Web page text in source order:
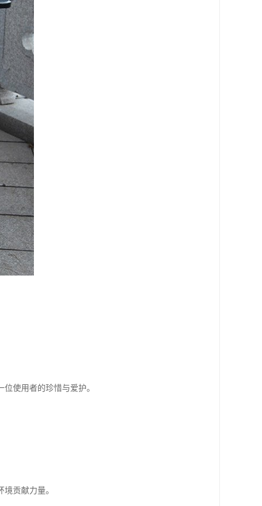
使用者的珍惜与爱护。
贡献力量。